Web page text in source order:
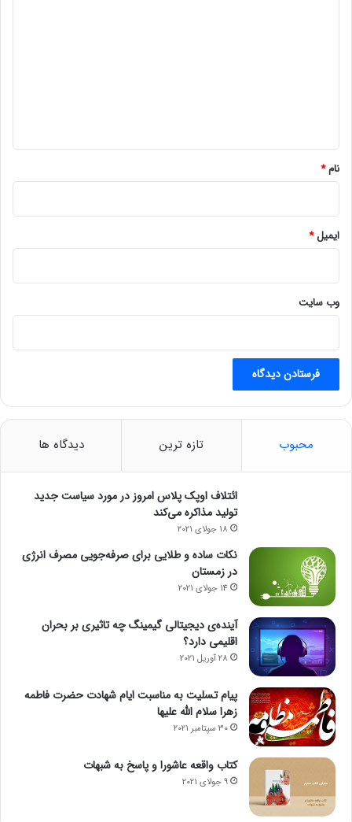
نام*
ایمیل*
وب‌ سایت
محبوب تازه ترین دیدگاه ها
ائتلاف اوپک پلاس امروز در مورد سیاست جدید
تولید مذاکره می‌کند
18 جولای 2021
نکات ساده و طلایی برای صرفه‌جویی مصرف انرژی
در زمستان
14 جولای 2021
آینده‌ی دیجیتالی گیمینگ چه تاثیری بر بحران
اقلیمی دارد؟
28 آوریل 2021
پیام تسلیت به مناسبت ایام شهادت حضرت فاطمه
زهرا سلام الله علیها
30 سپتامبر 2021
کتاب واقعه عاشورا و پاسخ به شبهات
9 جولای 2021